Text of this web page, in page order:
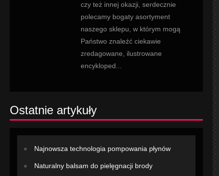
czy też innej okazji, serdecznie
polecamy bogaty asortyment
naszego sklepu, w którym mogą
Państwo znaleźć ciekawie
zredagowane, ilustrowane
encykloped...
Ostatnie artykuły
Najnowsza technologia pompowania płynów
Naturalny balsam do pielęgnacji brody